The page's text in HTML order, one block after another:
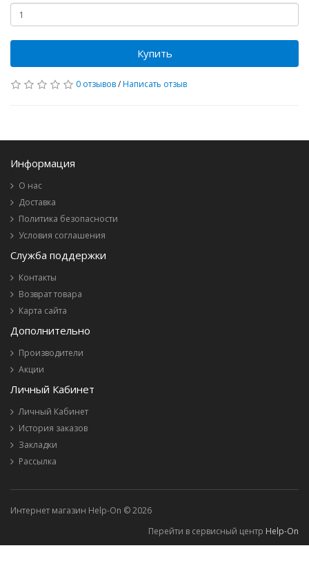
Купить
0 отзывов/Написать отзыв
Информация
О нас
Доставка
Политика безопасности
Условия соглашения
Служба поддержки
Контакты
Возврат товара
Карта сайта
Дополнительно
Производители
Акции
Личный Кабинет
Личный Кабинет
История заказов
Закладки
Рассылка
Интернет магазин Help-On © 2026
Перейти в сервисный центр Help-On